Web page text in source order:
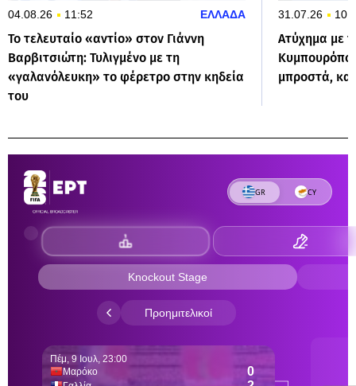
04.08.26 11:52 ΕΛΛΑΔΑ
Το τελευταίο «αντίο» στον Γιάννη
Βαρβιτσιώτη: Τυλιγμένο με τη
«γαλανόλευκη» το φέρετρο στην κηδεία
του
31.07.26
Ατύχημα με
μπροστά,